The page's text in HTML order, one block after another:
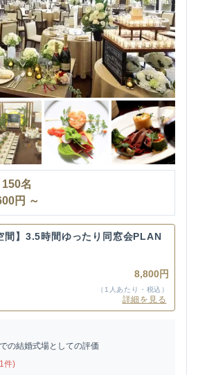
150名
円 ～
間】3.5時間ゆったり同窓会PLAN
8,800円
（1人あたり・税込）
詳細を見る
での結婚式場としての評価
件)